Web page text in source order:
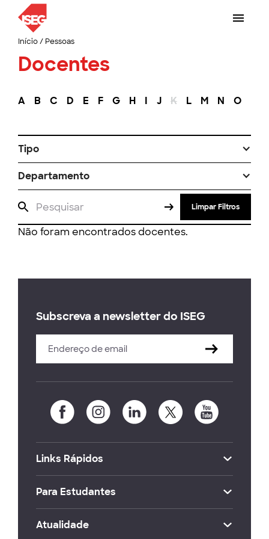
Início/ Pessoas
Docentes
A B C D E F G H I J K L M N O
Tipo
Departamento
Limpar Filtros
Não foram encontrados docentes.
Subscreva a newsletter do ISEG
Links Rápidos
Para Estudantes
Atualidade